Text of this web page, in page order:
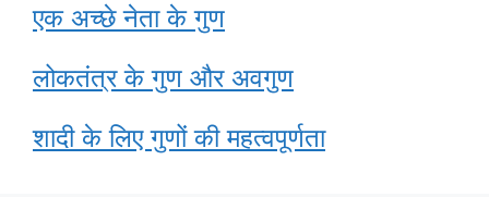
एक अच्छे नेता के गुण
लोकतंत्र के गुण और अवगुण
शादी के लिए गुणों की महत्वपूर्णता